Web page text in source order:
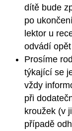
dítě bude
po
lektor u
odvádí
Prosíme
týkající se
vždy
při
kroužek (v
případě